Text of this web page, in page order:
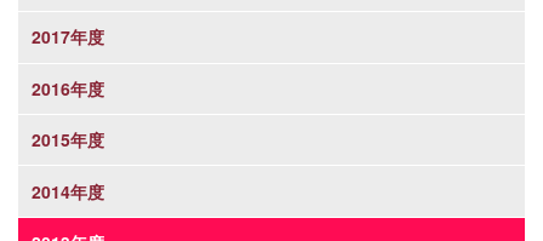
2017年度
2016年度
2015年度
2014年度